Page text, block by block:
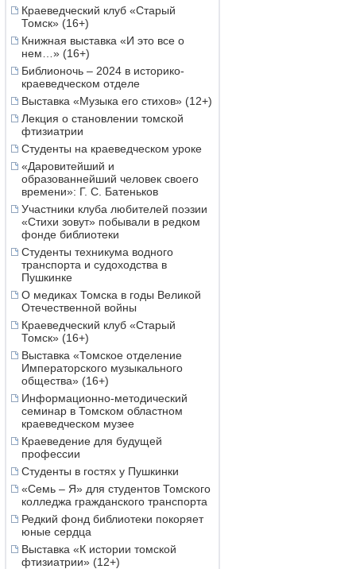
Краеведческий клуб «Старый
Томск» (16+)
Книжная выставка «И это все о
нем…» (16+)
Библионочь – 2024 в историко-
краеведческом отделе
Выставка «Музыка его стихов» (12+)
Лекция о становлении томской
фтизиатрии
Студенты на краеведческом уроке
«Даровитейший и
образованнейший человек своего
времени»: Г. С. Батеньков
Участники клуба любителей поэзии
«Стихи зовут» побывали в редком
фонде библиотеки
Студенты техникума водного
транспорта и судоходства в
Пушкинке
О медиках Томска в годы Великой
Отечественной войны
Краеведческий клуб «Старый
Томск» (16+)
Выставка «Томское отделение
Императорского музыкального
общества» (16+)
Информационно-методический
семинар в Томском областном
краеведческом музее
Краеведение для будущей
профессии
Студенты в гостях у Пушкинки
«Семь – Я» для студентов Томского
колледжа гражданского транспорта
Редкий фонд библиотеки покоряет
юные сердца
Выставка «К истории томской
фтизиатрии» (12+)